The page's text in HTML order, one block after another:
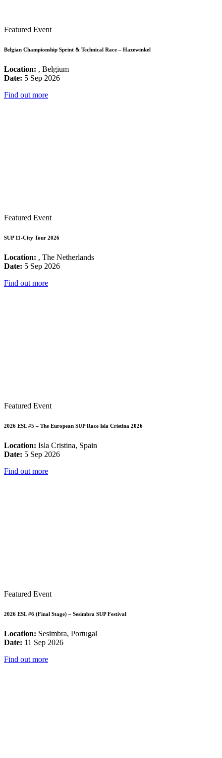
Featured Event
Belgian Championship Sprint & Technical Race – Hazewinkel
Location: , Belgium
Date: 5 Sep 2026
Find out more
Featured Event
SUP 11-City Tour 2026
Location: , The Netherlands
Date: 5 Sep 2026
Find out more
Featured Event
2026 ESL #5 – The European SUP Race Isla Cristina 2026
Location: Isla Cristina, Spain
Date: 5 Sep 2026
Find out more
Featured Event
2026 ESL #6 (Final Stage) – Sesimbra SUP Festival
Location: Sesimbra, Portugal
Date: 11 Sep 2026
Find out more